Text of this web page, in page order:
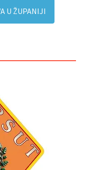
U ŽUPANIJI